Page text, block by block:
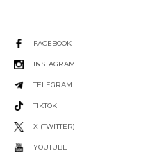
FACEBOOK
INSTAGRAM
TELEGRAM
TIKTOK
X (TWITTER)
YOUTUBE